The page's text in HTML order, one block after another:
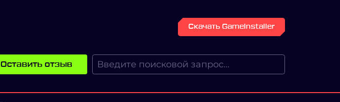
Скачать GameInstaller
Оставить отзыв